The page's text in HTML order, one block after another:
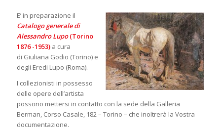
E’ in preparazione il
Catalogo generale di
Alessandro Lupo(Torino
1876 -1953)a cura
di Giuliana Godio (Torino) e
degli Eredi Lupo (Roma).
I collezionisti in possesso
delle opere dell’artista
possono mettersi in contatto con la sede della Galleria
Berman, Corso Casale, 182 – Torino – che inoltrerà la Vostra
documentazione.